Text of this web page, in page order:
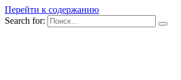
Перейти к содержанию
Search for: